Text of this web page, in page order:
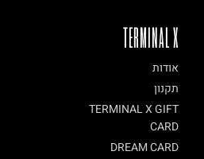
TERMINAL X
אודות
תקנון
TERMINAL X GIFT
CARD
DREAM CARD